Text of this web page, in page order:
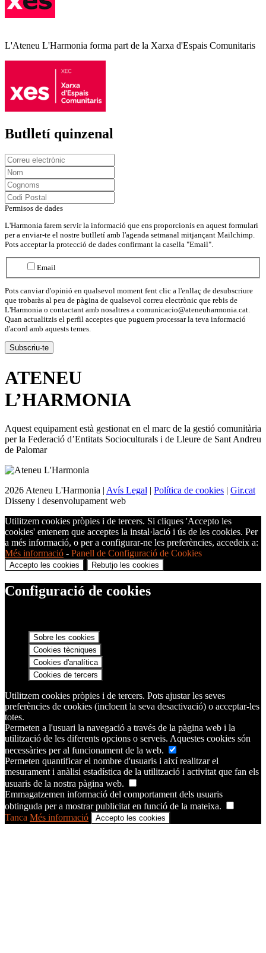
L'Ateneu L'Harmonia forma part de la Xarxa d'Espais Comunitaris
Butlletí quinzenal
Permisos de dades
L'Harmonia farem servir la informació que ens proporcionis en aquest formulari
per a enviar-te el nostre butlletí amb l'agenda setmanal mitjançant Mailchimp.
Pots acceptar la protecció de dades confirmant la casella "Email".
Email
Pots canviar d'opinió en qualsevol moment fent clic a l'enllaç de desubscriure
que trobaràs al peu de pàgina de qualsevol correu electrònic que rebis de
L'Harmonia o contactant amb nosaltres a comunicacio@ateneuharmonia.cat.
Quan actualitzis el perfil acceptes que puguem processar la teva informació
d'acord amb aquests temes.
ATENEU
L’HARMONIA
Aquest equipament està gestionat en el marc de la gestió comunitària
per la Federació d’Entitats Socioculturals i de Lleure de Sant Andreu
de Palomar
2026 Ateneu L'Harmonia | Avís Legal | Política de cookies | Gir.cat
Disseny i desenvolupament web
Utilitzem cookies pròpies i de tercers. Si cliques 'Accepto les
cookies' entenem que acceptes la instal·lació i ús de les cookies. Per
a més informació, o per a configurar-ne les preferències, accedeix a:
Més informació - Panell de Configuració de Cookies
Accepto les cookies Rebutjo les cookies
Configuració de cookies
Sobre les cookies
Cookies tècniques
Cookies d'analítica
Cookies de tercers
Utilitzem cookies pròpies i de tercers. Pots ajustar les seves
preferències de cookies (incloent la seva desactivació) o acceptar-les
totes.
Permeten a l'usuari la navegació a través de la pàgina web i la
utilització de les diferents opcions o serveis. Aquestes cookies són
necessàries per al funcionament de la web.
Permeten quantificar el nombre d'usuaris i així realitzar el
mesurament i anàlisi estadística de la utilització i activitat que fan els
usuaris de la nostra pàgina web.
Emmagatzemen informació del comportament dels usuaris
obtinguda per a mostrar publicitat en funció de la mateixa.
Tanca Més informació Accepto les cookies